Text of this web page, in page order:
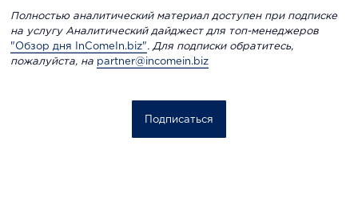
Полностью аналитический материал доступен при подписке
на услугу Аналитический дайджест для топ-менеджеров
"Обзор дня InComeIn.biz". Для подписки обратитесь,
пожалуйста, на partner@incomein.biz
Подписаться